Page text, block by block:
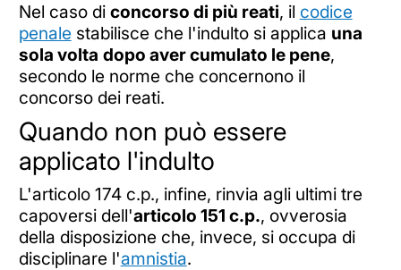
Nel caso di concorso di più reati, il codice
penale stabilisce che l'indulto si applica una
sola volta dopo aver cumulato le pene,
secondo le norme che concernono il
concorso dei reati.
Quando non può essere
applicato l'indulto
L'articolo 174 c.p., infine, rinvia agli ultimi tre
capoversi dell'articolo 151 c.p., ovverosia
della disposizione che, invece, si occupa di
disciplinare l'amnistia.